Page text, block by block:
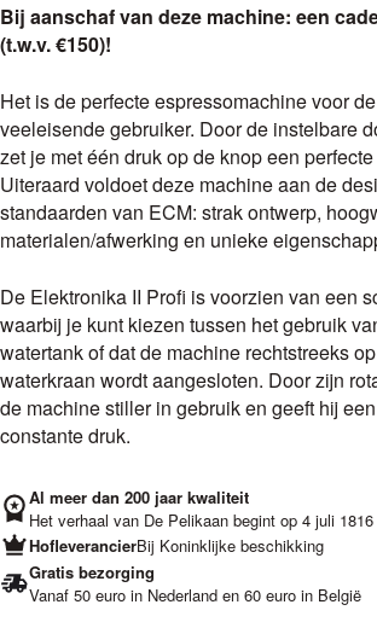
Bij aanschaf van deze machine: een
(t.w.v. €150)!
Het is de perfecte espressomachine voor de
veeleisende gebruiker. Door de instelbare
zet je met één druk op de knop een
Uiteraard voldoet deze machine aan de
standaarden van ECM: strak ontwerp,
materialen/afwerking en unieke
De Elektronika II Profi is voorzien van een
waarbij je kunt kiezen tussen het gebruik
watertank of dat de machine rechtstreeks
waterkraan wordt aangesloten. Door zijn
de machine stiller in gebruik en geeft hij
constante druk.
Al meer dan 200 jaar kwaliteit
Het verhaal van De Pelikaan begint op 4 juli 1816
HofleverancierBij Koninklijke beschikking
Gratis bezorging
Vanaf 50 euro in Nederland en 60 euro in België